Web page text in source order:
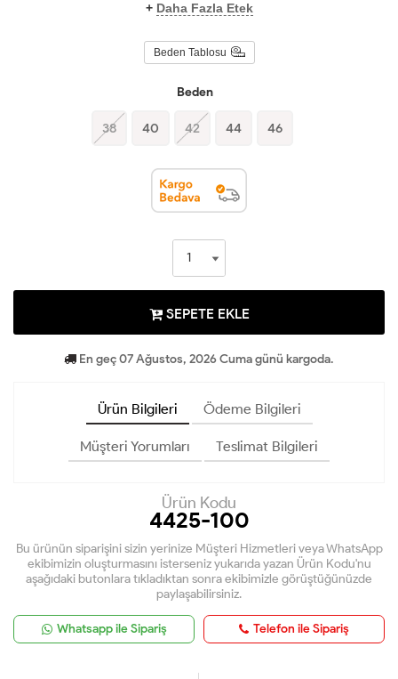
+ Daha Fazla Etek
Beden Tablosu
Beden
38 40 42 44 46
SEPETE EKLE
En geç 07 Ağustos, 2026 Cuma günü kargoda.
Ürün Bilgileri Ödeme Bilgileri
Müşteri Yorumları Teslimat Bilgileri
Ürün Kodu
4425-100
Bu ürünün siparişini sizin yerinize Müşteri Hizmetleri veya WhatsApp
ekibimizin oluşturmasını isterseniz yukarıda yazan Ürün Kodu'nu
aşağıdaki butonlara tıkladıktan sonra ekibimizle görüştüğünüzde
paylaşabilirsiniz.
Whatsapp ile Sipariş Telefon ile Sipariş